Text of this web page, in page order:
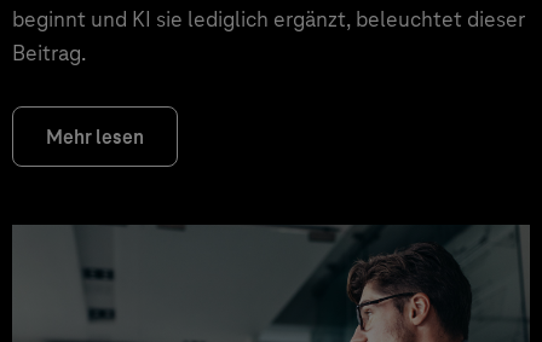
beginnt und KI sie lediglich ergänzt, beleuchtet dieser
Beitrag.
Mehr lesen